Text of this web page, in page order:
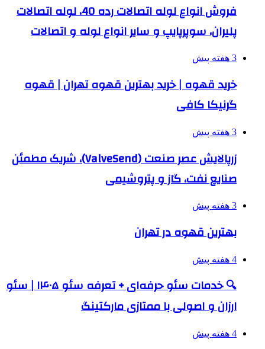
فروش انواع لوله اتصالات رده 40، لوله اتصالات
پلیران، سوپرپایپ و سایر انواع لوله و اتصالات
3 هفته پیش
خرید قهوه | خرید بهترین قهوه تهران | قهوه
گرنیکا کافی
3 هفته پیش
زرپالایش عصر صنعت (ValveSend)، شریک مطمئن
صنایع نفت، گاز و پتروشیمی
3 هفته پیش
بهترین قهوه در تهران
4 هفته پیش
🔍 خدمات سئو حرفه‌ای + تعرفه سئو ۱۴۰۵ | سئو
ارزان و اصولی با ممتازی مارکتینگ
4 هفته پیش